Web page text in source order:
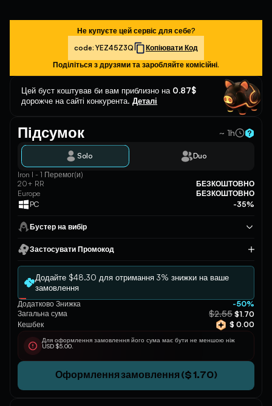
Не купуєте цей сервіс для себе?
code: YEZ45Z3Q
Копіювати Код
Поділіться з друзями та заробляйте комісійні.
Цей буст коштував би вам приблизно на 0.87$
дорожче на сайті конкурента. Деталі
Підсумок ~ 1h
Solo Duo
Iron I - 1 Перемог(и)
20+ RR
БЕЗКОШТОВНО
Europe
БЕЗКОШТОВНО
PC
-35%
Бустер на вибір
Застосувати Промокод
Застосувати
Додайте $48.30 для отримання 3% знижки на ваше
замовлення
Додатково Знижка
-50%
Загальна сума
$2.55 $1.70
Кешбек
$ 0.00
Для оформлення замовлення його сума має бути не меншою ніж
USD $5.00.
Оформлення замовлення ($ 1.70)